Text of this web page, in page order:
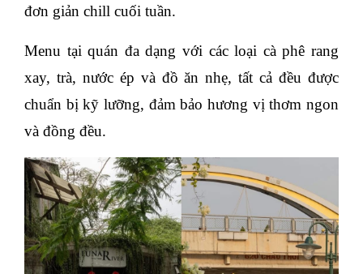
đơn giản chill cuối tuần.
Menu tại quán đa dạng với các loại cà phê rang
xay, trà, nước ép và đồ ăn nhẹ, tất cả đều được
chuẩn bị kỹ lưỡng, đảm bảo hương vị thơm ngon
và đồng đều.